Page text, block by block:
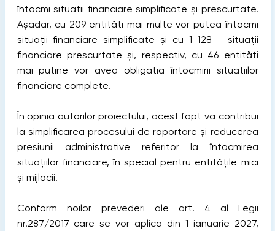
întocmi situații financiare simplificate și prescurtate.
Așadar, cu 209 entități mai multe vor putea întocmi
situații financiare simplificate și cu 1 128 - situații
financiare prescurtate și, respectiv, cu 46 entități
mai puține vor avea obligația întocmirii situațiilor
financiare complete.
În opinia autorilor proiectului, acest fapt va contribui
la simplificarea procesului de raportare și reducerea
presiunii administrative referitor la întocmirea
situațiilor financiare, în special pentru entitățile mici
și mijlocii.
Conform noilor prevederi ale art. 4 al Legii
nr.287/2017 care se vor aplica din 1 ianuarie 2027,